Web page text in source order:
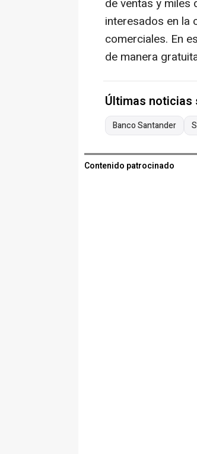
de ventas y
interesados en la
comerciales. En
de manera
Últimas noticias
Banco Santander
Contenido patrocinado